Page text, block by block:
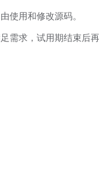
使用和修改源码。
需求，试用期结束后再